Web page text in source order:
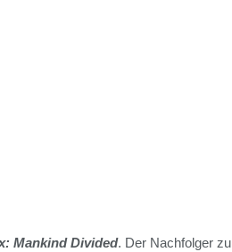
Mankind Divided. Der Nachfolger zu